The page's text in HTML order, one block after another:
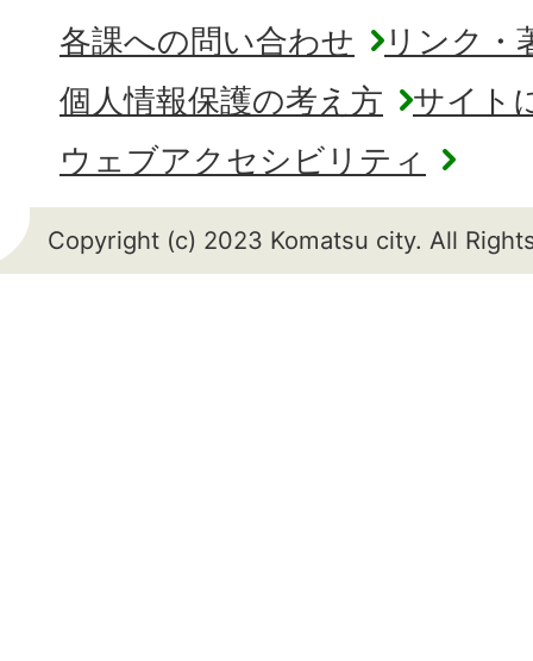
各課への問い合わせ
リンク・
個人情報保護の考え方
サイト
ウェブアクセシビリティ
Copyright (c) 2023 Komatsu city. All